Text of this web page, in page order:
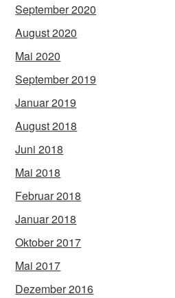
September 2020
August 2020
Mai 2020
September 2019
Januar 2019
August 2018
Juni 2018
Mai 2018
Februar 2018
Januar 2018
Oktober 2017
Mai 2017
Dezember 2016